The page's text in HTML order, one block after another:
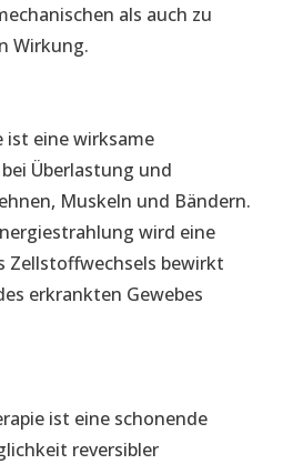
als auch zu
Wirkung.
ist eine wirksame
Überlastung und
Muskeln und Bändern.
wird eine
Zellstoffwechsels bewirkt
erkrankten Gewebes
ist eine schonende
reversibler